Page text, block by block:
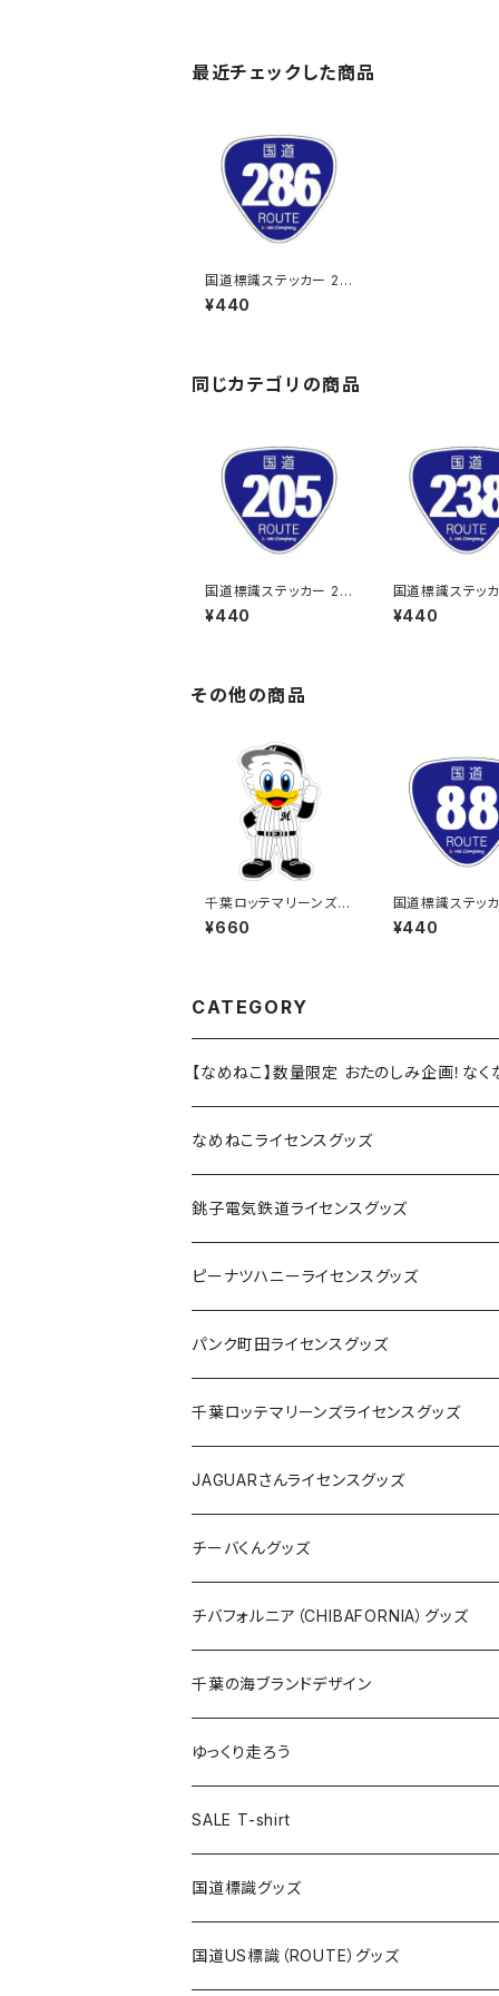
最近チェックした商品
国道標識ステッカー 28
6号線
¥440
同じカテゴリの商品
国道標識ステッカー 20
5号線
¥440
国道標識ステッ
8号線
¥440
その他の商品
千葉ロッテマリーンズス
テッカー13（大）
¥660
国道標識ステッ
号線
¥440
CATEGORY
【なめねこ】数量限定 おたのしみ企画！な
なめねこライセンスグッズ
Tシャツ
キャップ
ステッカー
缶バッジ
ホテルキーホルダー
銚子電気鉄道ライセンスグッズ
ステッカー
缶バッジ
アクリルキーホルダー
ホテルキーホルダー
クリアファイル
Tシャツ
キャップ
トートバッグ
ランチバッグ
エコバッグ
ピーナツハニーライセンスグッズ
Tシャツ
キャップ
バッグ
ステッカー
缶バッジ
キーホルダー
クリアファイル
パンク町田ライセンスグッズ
Tシャツ
キャップ
バッグ
ステッカー
缶バッジ
キーホルダー
クリアファイル
千葉ロッテマリーンズライセンスグッズ
ステッカー
ステッカー
ステッカー大
缶バッジ
缶バッジ32mm
缶バッジ54mm
エコバッグ
JAGUARさんコラボグッズ
Tシャツ
ステッカー
サコッシュ
ホテルキーホルダー
モーテルキーホルダー
トートバッグ
JAGUARさんライセンスグッズ
Tシャツ
ステッカー
缶バッジ
クリアファイル
マスク
エコバッグ
千葉ロッテマリーンズコラボ
チーバくんグッズ
Tシャツ
キャップ
エコバッグ
ステッカー
モーテルキーホルダー
ホテルキーホルダー
チバフォルニア（CHIBAFORNIA）グッズ
Tシャツ
キャップ
ステッカー
ホテルキーホルダー
千葉の海ブランドデザイン
Tシャツ
キャップ
ステッカー
ゆっくり走ろう
Tシャツ
ステッカー
ホテルキーホルダー
SALE T-shirt
国道標識グッズ
ステッカー
国道US標識（ROUTE）グッズ